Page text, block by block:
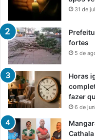
31 de
fortes
5 de
Horas
fazer
6 de